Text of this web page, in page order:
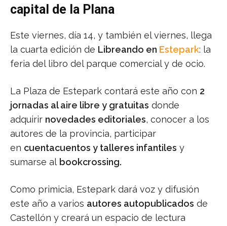
capital de la Plana
Este viernes, día 14, y también el viernes, llega
la cuarta edición de Libreando en Estepark: la
feria del libro del parque comercial y de ocio.
La Plaza de Estepark contará este año con 2
jornadas al aire libre y gratuitas donde
adquirir novedades editoriales, conocer a los
autores de la provincia, participar
en cuentacuentos y talleres infantiles y
sumarse al bookcrossing.
Como primicia, Estepark dará voz y difusión
este año a varios autores autopublicados de
Castellón y creará un espacio de lectura